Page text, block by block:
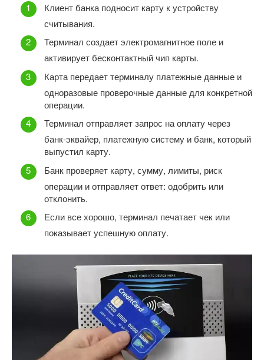
Клиент банка подносит карту к устройству
считывания.
Терминал создает электромагнитное поле и
активирует бесконтактный чип карты.
Карта передает терминалу платежные данные и
одноразовые проверочные данные для конкретной
операции.
Терминал отправляет запрос на оплату через
банк-эквайер, платежную систему и банк, который
выпустил карту.
Банк проверяет карту, сумму, лимиты, риск
операции и отправляет ответ: одобрить или
отклонить.
Если все хорошо, терминал печатает чек или
показывает успешную оплату.